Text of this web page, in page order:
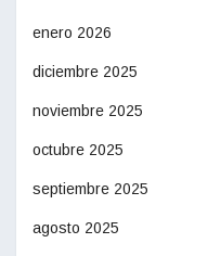
enero 2026
diciembre 2025
noviembre 2025
octubre 2025
septiembre 2025
agosto 2025